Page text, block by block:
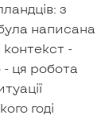
з
написана
контекст -
- ця робота
годі